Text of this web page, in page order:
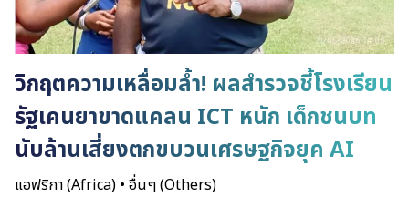
วิกฤตความเหลื่อมล้ำ! ผลสำรวจชี้โรงเรียน
รัฐเคนยาขาดแคลน ICT หนัก เด็กชนบท
นับล้านเสี่ยงตกขบวนเศรษฐกิจยุค AI
แอฟริกา (Africa) • อื่นๆ (Others)